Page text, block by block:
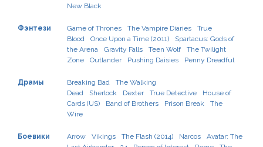
New Black
Фэнтези Game of Thrones The Vampire Diaries
True
Blood
Once Upon a Time (2011)
Spartacus: Gods of
the Arena
Gravity Falls Teen Wolf
The Twilight
Zone
Outlander Pushing Daisies Penny Dreadful
Драмы Breaking Bad
The Walking
Dead
Sherlock Dexter True Detective
House of
Cards (US)
Band of Brothers Prison Break
The
Wire
Боевики Arrow Vikings The Flash (2014) Narcos
Avatar: The